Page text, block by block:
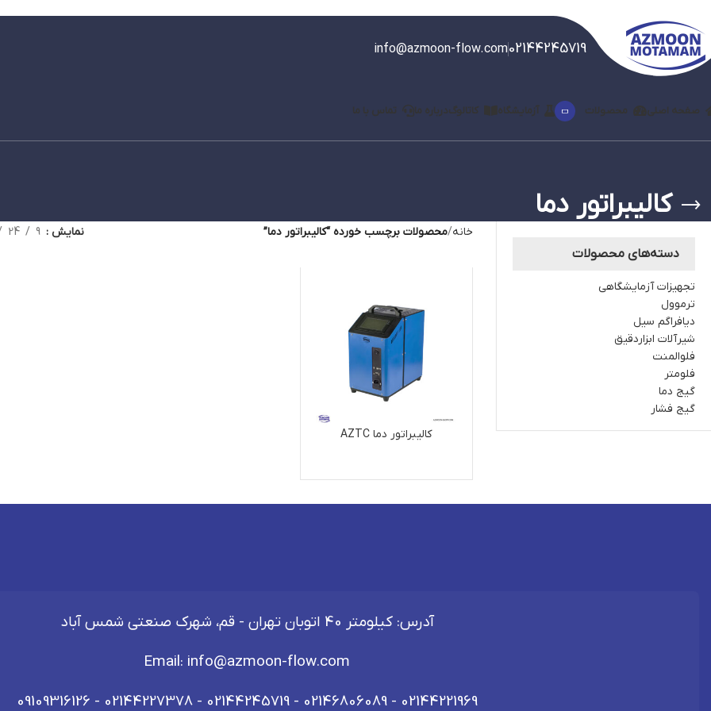
02144245719
info@azmoon-flow.com
صفحه اصلی محصولات آزمایشگاه کاتالوگدرباره ما تماس با ما
کالیبراتور دما
دسته‌های محصولات
تجهیزات آزمایشگاهی
ترموول
دیافراگم سیل
شیرآلات ابزاردقیق
فلوالمنت
فلومتر
گیج دما
گیج فشار
خانه محصولات برچسب خورده “کالیبراتور دما” نمایش 9
24
کالیبراتور دما AZTC
آدرس: کیلومتر 40 اتوبان تهران - قم، شهرک صنعتی شمس آباد
Email: info@azmoon-flow.com
02144221969
-
02146806089
-
02144245719
-
02144227378
-
09109316126